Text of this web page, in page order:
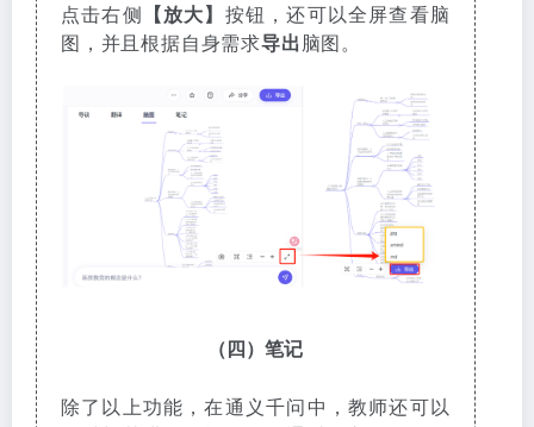
点击右侧 【放大】 按钮，还可以全屏查看脑
图，并且根据自身需求导出脑图。
（四）笔记
除了以上功能，在通义千问中，教师还可以